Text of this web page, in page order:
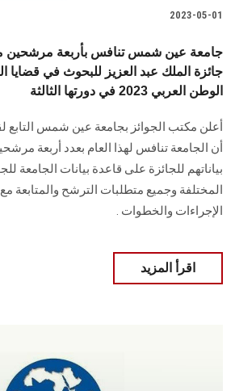
2023-05-01
جامعة عين شمس تنافس بأربعة مرشحين
جائزة الملك عبد العزيز للبحوث في قضايا
الوطن العربي 2023 في دورتها الثالثة
أعلن مكتب الجوائز بجامعة عين شمس التابع
أن الجامعة تنافس لهذا العام بعدد أربعة
بياناتهم للجائزة على قاعدة بيانات الجامعة
المختلفة وجميع متطلبات الترشح والمتابعة
الإجراءات والخطوات .
اقرأ المزيد